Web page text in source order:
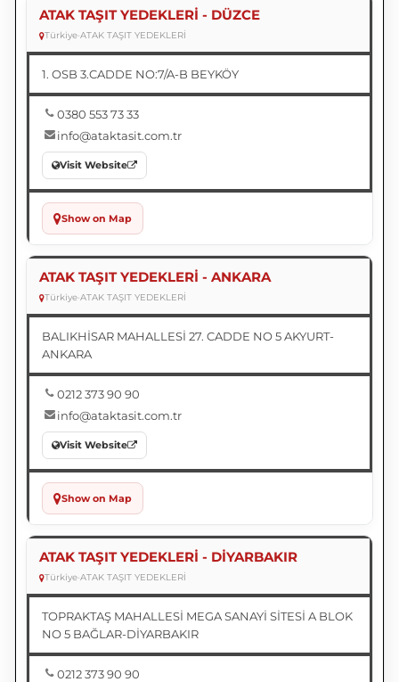
ATAK TAŞIT YEDEKLERİ - DÜZCE
Türkiye•ATAK TAŞIT YEDEKLERİ
1. OSB 3.CADDE NO:7/A-B BEYKÖY
0380 553 73 33
info@ataktasit.com.tr
Visit Website
Show on Map
ATAK TAŞIT YEDEKLERİ - ANKARA
Türkiye•ATAK TAŞIT YEDEKLERİ
BALIKHİSAR MAHALLESİ 27. CADDE NO 5 AKYURT-
ANKARA
0212 373 90 90
info@ataktasit.com.tr
Visit Website
Show on Map
ATAK TAŞIT YEDEKLERİ - DİYARBAKIR
Türkiye•ATAK TAŞIT YEDEKLERİ
TOPRAKTAŞ MAHALLESİ MEGA SANAYİ SİTESİ A BLOK
NO 5 BAĞLAR-DİYARBAKIR
0212 373 90 90